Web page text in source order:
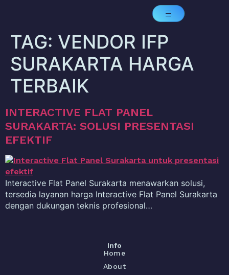
TAG: VENDOR IFP
SURAKARTA HARGA
TERBAIK
INTERACTIVE FLAT PANEL
SURAKARTA: SOLUSI PRESENTASI
EFEKTIF
Interactive Flat Panel Surakarta menawarkan solusi,
tersedia layanan harga Interactive Flat Panel Surakarta
dengan dukungan teknis profesional…
Info
Home
About